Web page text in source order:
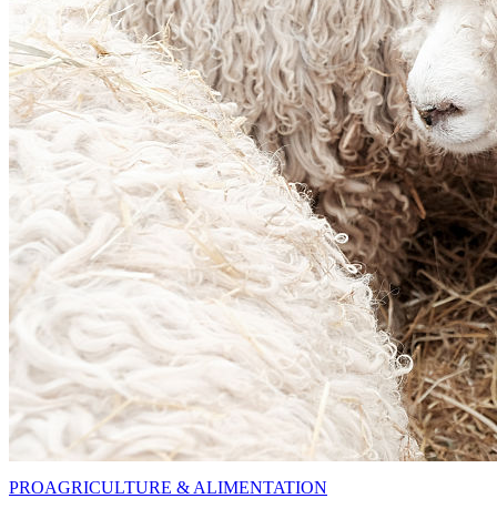
PROAGRICULTURE & ALIMENTATION